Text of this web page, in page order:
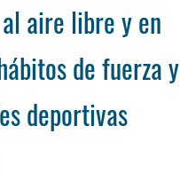
aire libre y en
de fuerza y
deportivas